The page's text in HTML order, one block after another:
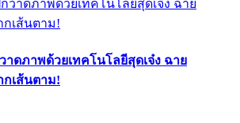
าดภาพด้วยเทคโนโลยีสุดเจ๋ง ฉาย
กเส้นตาม!